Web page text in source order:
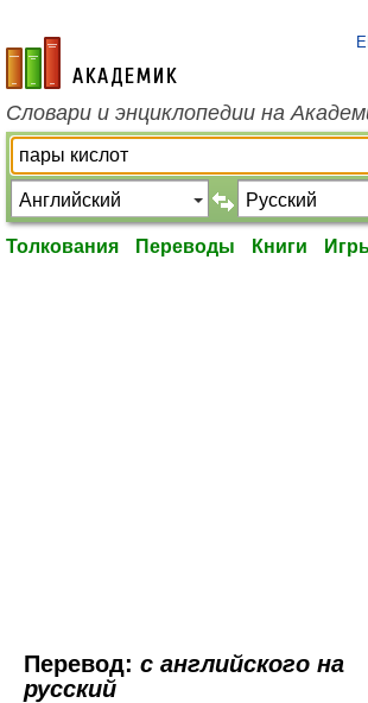
academic.ru
Словари и энциклопедии на
Толкования Переводы Книги
Перевод: с английского на
русский